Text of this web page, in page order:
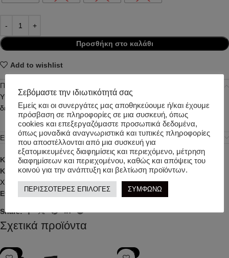
Προσθήκη στο καλάθι
Add to wishlist
Περιγραφή
Υπέροχο σετ από φούτερ μπλούζα 100% Cot και φούστα από
δερματίνη.
Επιπλέον πληροφορίες
Κωδικός προϊόντος:t5546
Κατηγορίες: ΒΡΕΦΙΚΑ, ΚΟΡΙΤΣΙ, ΚΟΡΙΤΣΙ, ΣΕΤ, ΧΕΙΜΕΡΙΝΑ
ΧΕΙΜΕΡΙΝΑ ΡΟΥΧΑ
Ετικέτα: TWO IN A CASTLE
Share:
Σχετικά προϊόντα
-39% -50%
Σεβόμαστε την ιδιωτικότητά σας
Εμείς και οι συνεργάτες μας αποθηκεύουμε ή/και έχουμε
πρόσβαση σε πληροφορίες σε μια συσκευή, όπως
cookies και επεξεργαζόμαστε προσωπικά δεδομένα,
όπως μοναδικά αναγνωριστικά και τυπικές πληροφορίες
που αποστέλλονται από μια συσκευή για
εξατομικευμένες διαφημίσεις και περιεχόμενο, μέτρηση
διαφημίσεων και περιεχομένου, καθώς και απόψεις του
κοινού για την ανάπτυξη και βελτίωση προϊόντων.
ΠΕΡΙΣΣΟΤΕΡΕΣ ΕΠΙΛΟΓΕΣ ΣΥΜΦΩΝΩ